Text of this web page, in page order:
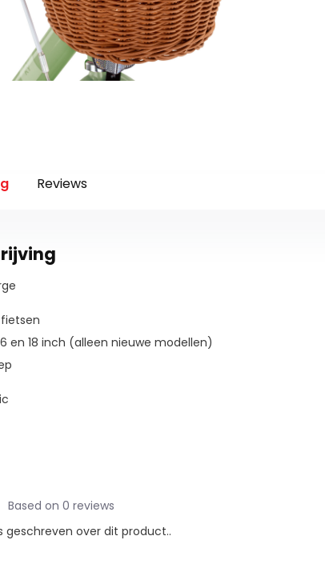
Reviews
fietsen
en 18 inch (alleen nieuwe modellen)
Based on 0 reviews
geschreven over dit product..